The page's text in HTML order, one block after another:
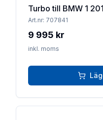
Turbo till BMW 1
Art.nr: 707841
9 995 kr
inkl. moms